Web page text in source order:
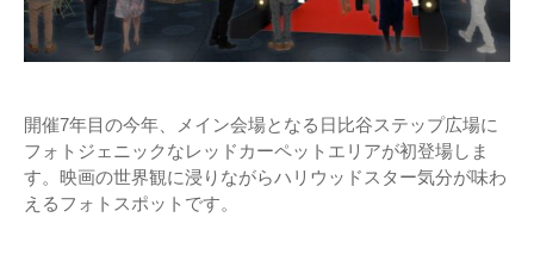
開催7年目の今年、メイン会場となる日比谷ステップ広場に
フォトジェニックなレッドカーペットエリアが初登場しま
す。映画の世界観に浸りながらハリウッドスター気分が味わ
えるフォトスポットです。